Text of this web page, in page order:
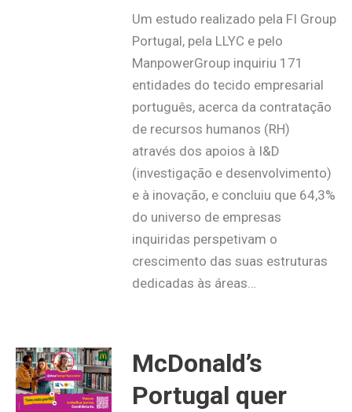
Um estudo realizado pela FI Group
Portugal, pela LLYC e pelo
ManpowerGroup inquiriu 171
entidades do tecido empresarial
português, acerca da contratação
de recursos humanos (RH)
através dos apoios à I&D
(investigação e desenvolvimento)
e à inovação, e concluiu que 64,3%
do universo de empresas
inquiridas perspetivam o
crescimento das suas estruturas
dedicadas às áreas…
McDonald’s
Portugal quer